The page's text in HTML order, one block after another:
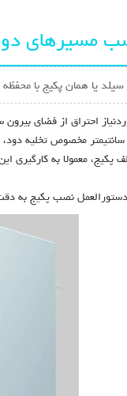
مسیرهای
یا همان پکیج با
احتراق از فضای
نصب پکیج به